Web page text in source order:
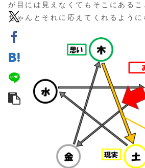
が目には見えなくてもそこにあるこ
ちゃんとそれに応えてくれるように